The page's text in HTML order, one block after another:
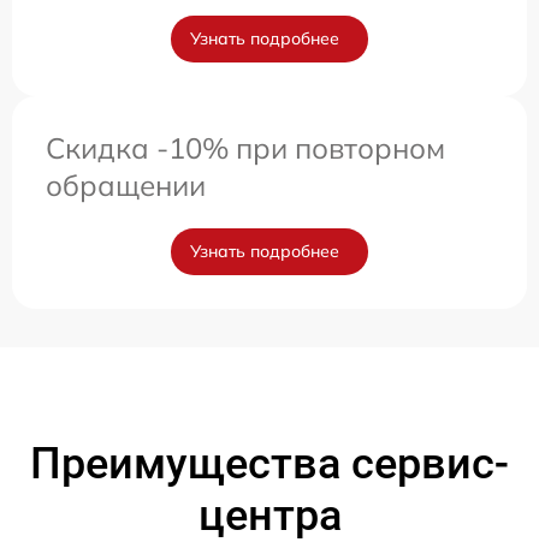
Узнать подробнее
Скидка -10% при повторном
обращении
Узнать подробнее
Преимущества сервис-
центра